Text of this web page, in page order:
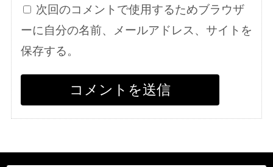
次回のコメントで使用するためブラウザ
ーに自分の名前、メールアドレス、サイトを
保存する。